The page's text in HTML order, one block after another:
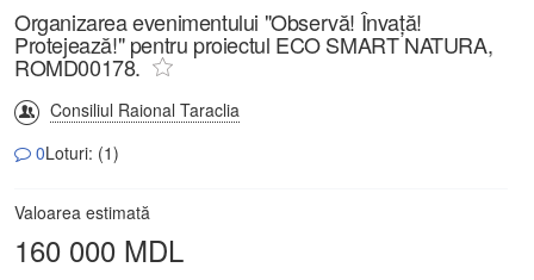
Organizarea evenimentului "Observă! Învață!
Protejează!" pentru proiectul ECO SMART NATURA,
ROMD00178.
Consiliul Raional Taraclia
0Loturi: (1)
Valoarea estimată
160 000 MDL